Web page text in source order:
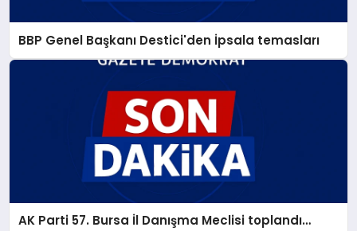
BBP Genel Başkanı Destici'den İpsala temasları
AK Parti 57. Bursa İl Danışma Meclisi toplandı…